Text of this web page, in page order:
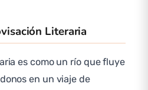
Literaria
es como un río que fluye
en un viaje de